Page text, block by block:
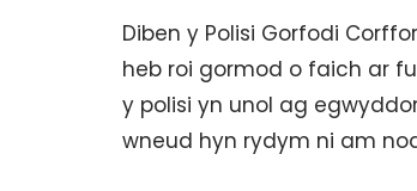
Diben y Polisi Gorfodi
heb roi gormod o faich ar
y polisi yn unol ag
wneud hyn rydym ni am